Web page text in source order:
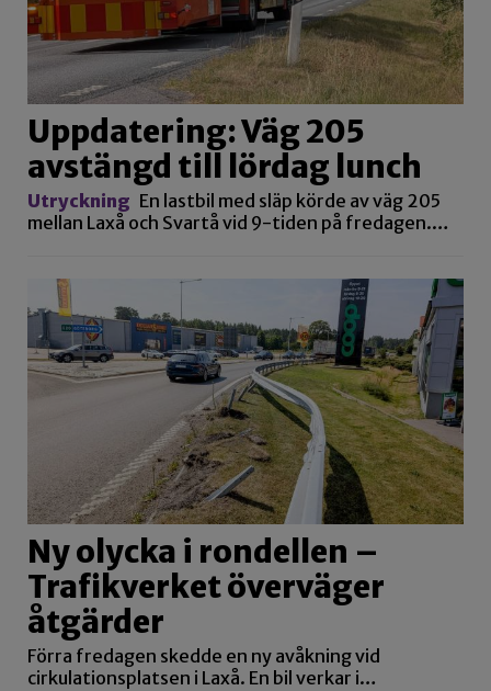
Uppdatering: Väg 205
avstängd till lördag lunch
Utryckning En lastbil med släp körde av väg 205
mellan Laxå och Svartå vid 9-tiden på fredagen.…
Ny olycka i rondellen –
Trafikverket överväger
åtgärder
Förra fredagen skedde en ny avåkning vid
cirkulationsplatsen i Laxå. En bil verkar i…